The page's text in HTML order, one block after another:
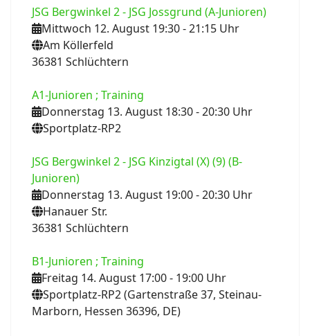
JSG Bergwinkel 2 - JSG Jossgrund (A-Junioren)
Mittwoch 12. August 19:30- 21:15 Uhr
Am Köllerfeld
36381 Schlüchtern
A1-Junioren ; Training
Donnerstag 13. August 18:30- 20:30 Uhr
Sportplatz-RP2
JSG Bergwinkel 2 - JSG Kinzigtal (X) (9) (B-
Junioren)
Donnerstag 13. August 19:00- 20:30 Uhr
Hanauer Str.
36381 Schlüchtern
B1-Junioren ; Training
Freitag 14. August 17:00- 19:00 Uhr
Sportplatz-RP2 (Gartenstraße 37, Steinau-
Marborn, Hessen 36396, DE)